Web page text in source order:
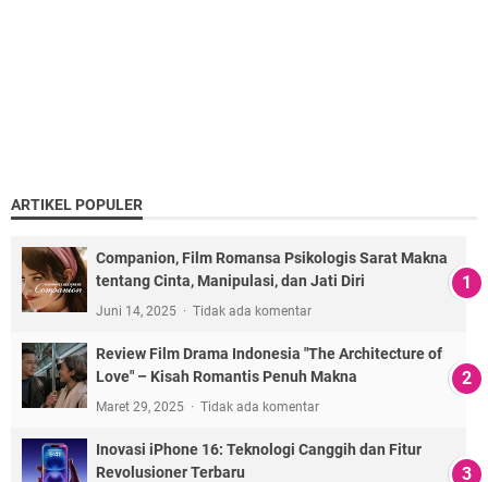
ARTIKEL POPULER
Companion, Film Romansa Psikologis Sarat Makna
tentang Cinta, Manipulasi, dan Jati Diri
Juni 14, 2025 Tidak ada komentar
Review Film Drama Indonesia "The Architecture of
Love" – Kisah Romantis Penuh Makna
Maret 29, 2025 Tidak ada komentar
Inovasi iPhone 16: Teknologi Canggih dan Fitur
Revolusioner Terbaru